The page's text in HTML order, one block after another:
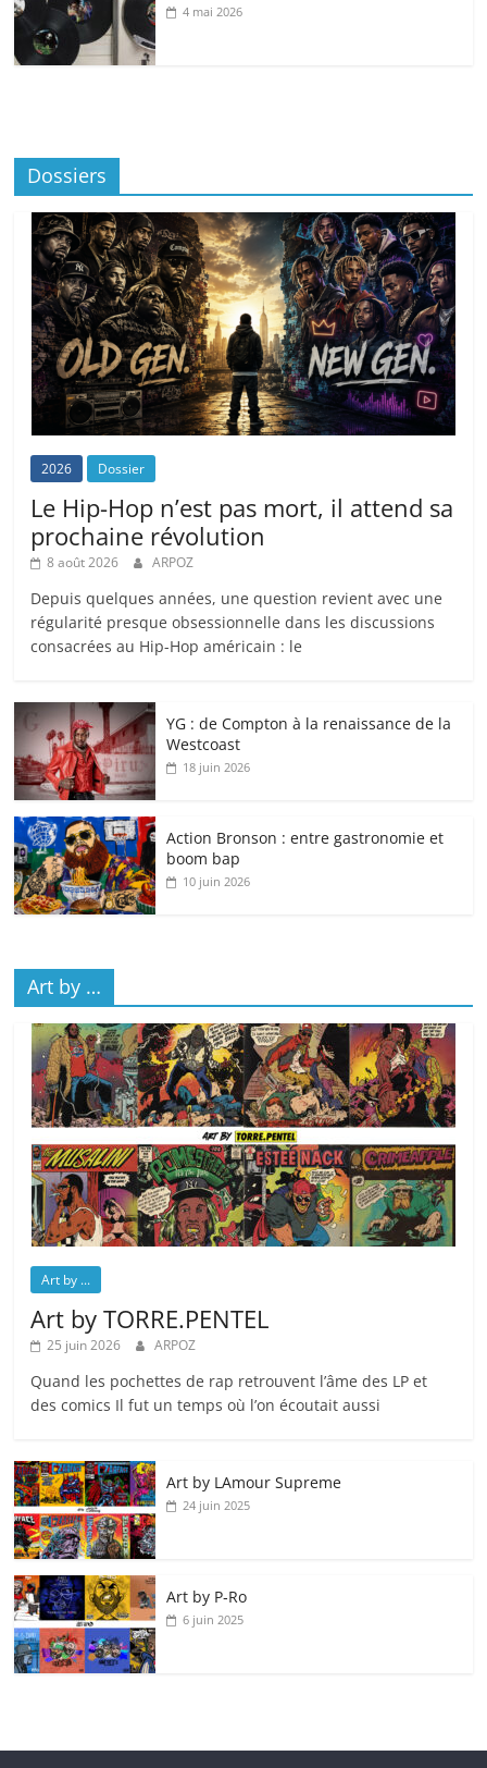
4 mai 2026
Dossiers
2026 Dossier
Le Hip-Hop n’est pas mort, il attend sa
prochaine révolution
8 août 2026 ARPOZ
Depuis quelques années, une question revient avec une
régularité presque obsessionnelle dans les discussions
consacrées au Hip-Hop américain : le
YG : de Compton à la renaissance de la
Westcoast
18 juin 2026
Action Bronson : entre gastronomie et
boom bap
10 juin 2026
Art by …
Art by ...
Art by TORRE.PENTEL
25 juin 2026 ARPOZ
Quand les pochettes de rap retrouvent l’âme des LP et
des comics Il fut un temps où l’on écoutait aussi
Art by LAmour Supreme
24 juin 2025
Art by P‑Ro
6 juin 2025